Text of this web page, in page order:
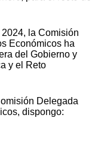
la Comisión
Económicos ha
del Gobierno y
y el Reto
Delegada
dispongo: